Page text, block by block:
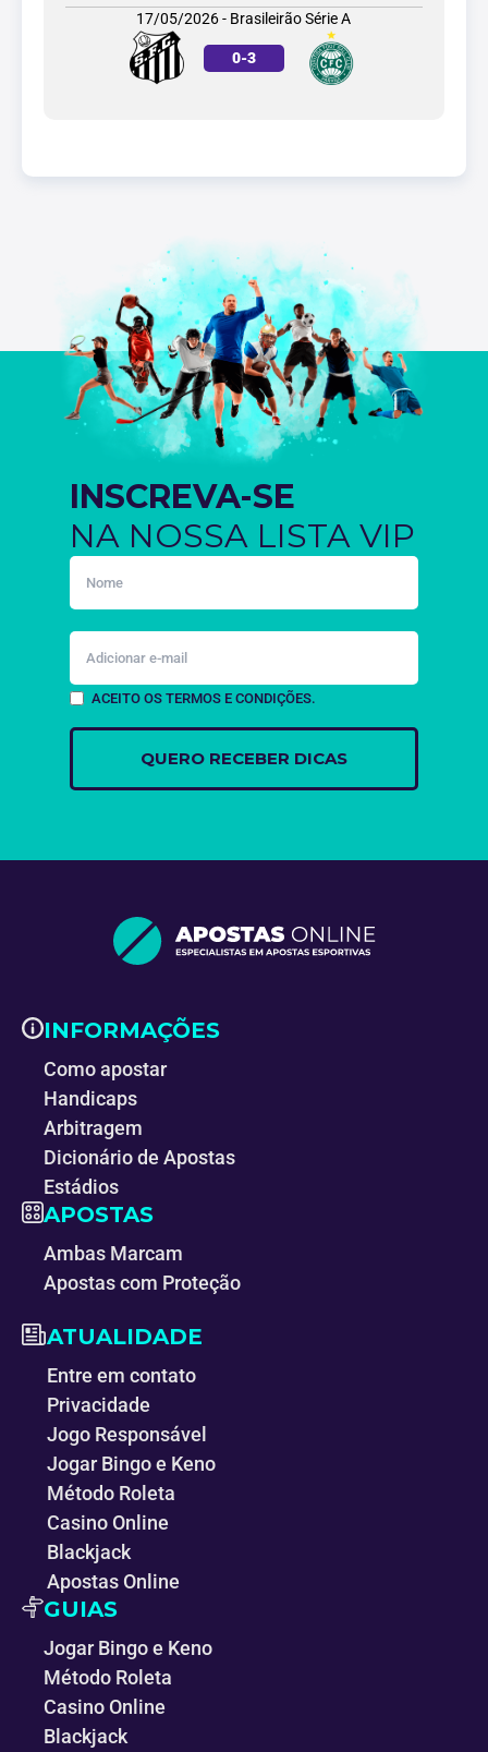
17/05/2026 - Brasileirão Série A
0-3
INSCREVA-SE
NA NOSSA LISTA VIP
ACEITO OS TERMOS E CONDIÇÕES.
INFORMAÇÕES
Como apostar
Handicaps
Arbitragem
Dicionário de Apostas
Estádios
APOSTAS
Ambas Marcam
Apostas com Proteção
ATUALIDADE
Entre em contato
Privacidade
Jogo Responsável
Jogar Bingo e Keno
Método Roleta
Casino Online
Blackjack
Apostas Online
GUIAS
Jogar Bingo e Keno
Método Roleta
Casino Online
Blackjack